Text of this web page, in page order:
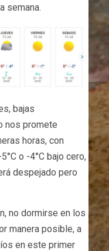
semana.
bajas
nos promete
horas, con
o -4°C bajo cero,
despejado pero
no dormirse en los
manera posible, a
en este primer